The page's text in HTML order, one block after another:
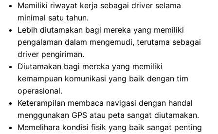
Memiliki riwayat kerja sebagai driver selama
minimal satu tahun.
Lebih diutamakan bagi mereka yang memiliki
pengalaman dalam mengemudi, terutama sebagai
driver pengiriman.
Diutamakan bagi mereka yang memiliki
kemampuan komunikasi yang baik dengan tim
operasional.
Keterampilan membaca navigasi dengan handal
menggunakan GPS atau peta sangat diutamakan.
Memelihara kondisi fisik yang baik sangat penting